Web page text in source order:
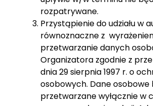
rozpatrywane.
Przystąpienie do udziału w
równoznaczne z
przetwarzanie danych
Organizatora zgodnie z
dnia 29 sierpnia 1997 r. o
osobowych. Dane osobowe
przetwarzane wyłącznie w